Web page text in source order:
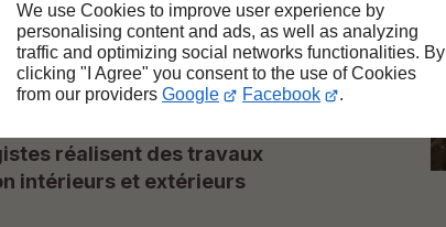
We use Cookies to improve user experience by
personalising content and ads, as well as analyzing
traffic and optimizing social networks functionalities. By
clicking "I Agree" you consent to the use of Cookies
from our providers Google Facebook .
de soutènement, le remplacement
et l’imperméabilisation des
de pyrite fait aussi
réalisent des travaux
intérieurs et extérieurs